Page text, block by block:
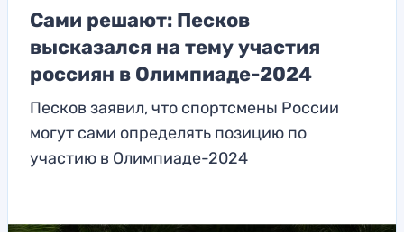
Сами решают: Песков
высказался на тему участия
россиян в Олимпиаде-2024
Песков заявил, что спортсмены России
могут сами определять позицию по
участию в Олимпиаде-2024